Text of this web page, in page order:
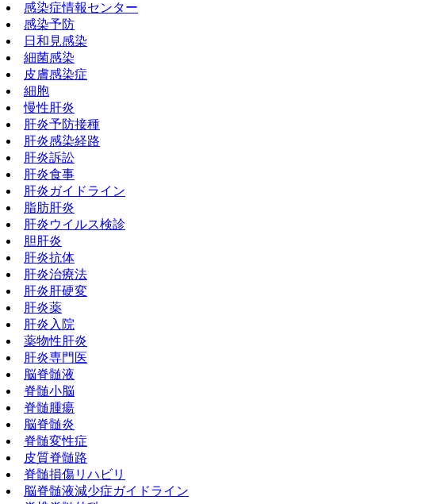
感染症情報センター
感染予防
日和見感染
細菌感染
皮膚感染症
細胞
慢性肝炎
肝炎予防接種
肝炎感染経路
肝炎訴訟
肝炎食事
肝炎ガイドライン
脂肪肝炎
肝炎ウイルス検診
胆肝炎
肝炎抗体
肝炎治療法
肝炎肝硬変
肝炎薬
肝炎入院
薬物性肝炎
肝炎専門医
脳脊髄液
脊髄小脳
脊髄腫瘍
脳脊髄炎
脊髄変性症
皮質脊髄路
脊髄損傷リハビリ
脳脊髄液減少症ガイドライン